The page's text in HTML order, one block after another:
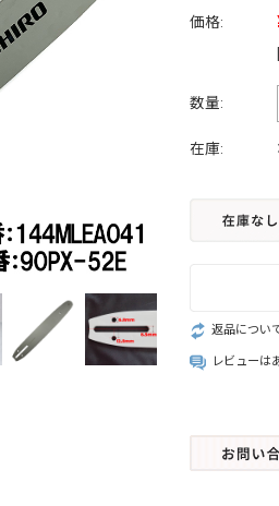
価格:
数量:
在庫:
返品につい
レビューは